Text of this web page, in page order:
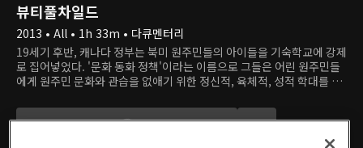
뷰티풀차일드
2013 • All • 1h 33m • 다큐멘터리
19세기 후반, 캐나다 정부는 북미 원주민들의 아이들을 기숙학교에 강제
로 집어넣었다. '문화 동화 정책'이라는 이름으로 그들은 어린 원주민들
에게 원주민 문화와 관습을 없애기 위한 정신적, 육체적, 성적 학대를 가
인한 원주민과 정부, 타민족 간의 갈등은 깊어질 대로 깊어졌다. 이 다큐
멘터리는 미주 지역의 가장 끔찍한 인종 차별을 겪은 이주민들의 상처를
어루만지고 화해를 위해 열심히 뛰어다니며 복음을 전한 한인 선교사들